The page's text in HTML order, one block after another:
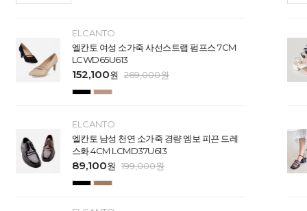
ELCANTO
엘칸토 여성 소가죽 사선스트랩 펌프스 7CM
LCWD65U613
152,100원 269,000원
ELCANTO
엘칸토 남성 천연 소가죽 경량 엠보 피끈 드레
스화 4CM LCMD37U613
89,100원 199,000원